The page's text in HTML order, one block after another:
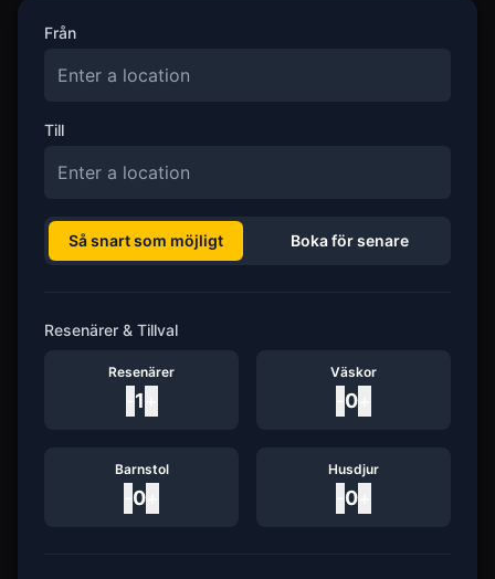
Från
Till
Så snart som möjligt Boka för senare
Resenärer & Tillval
Resenärer
1
Väskor
0
Barnstol
0
Husdjur
0